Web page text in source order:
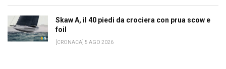
Skaw A, il 40 piedi da crociera con prua scow e
foil
[CRONACA] 5 AGO 2026